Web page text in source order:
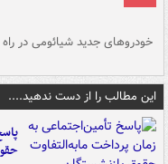
خودروهای جدید شیائومی در راه
این مطالب را از دست ندهید....